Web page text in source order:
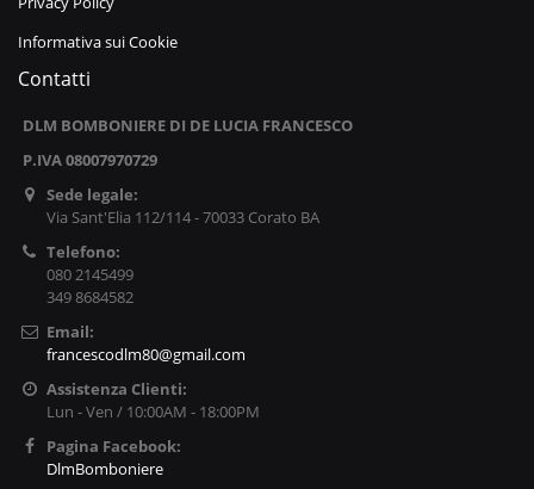
Informativa sui Cookie
Contatti
DLM BOMBONIERE DI DE LUCIA FRANCESCO
P.IVA 08007970729
Sede legale:
Via Sant'Elia 112/114 - 70033 Corato BA
Telefono:
080 2145499
349 8684582
Email:
francescodlm80@gmail.com
Assistenza Clienti:
Lun - Ven / 10:00AM - 18:00PM
Pagina Facebook:
DlmBomboniere